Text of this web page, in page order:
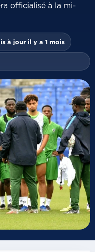
officialisé à la mi-
à jour il y a 1 mois